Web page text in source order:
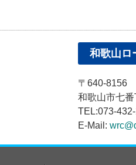
和歌山ロ
〒640-8156
和歌山市七番
TEL:073-
E-Mail: